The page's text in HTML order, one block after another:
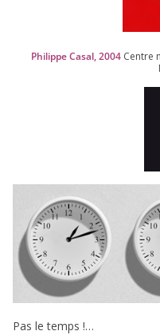
Philippe Casal,2004 Centre
Pas le temps !…